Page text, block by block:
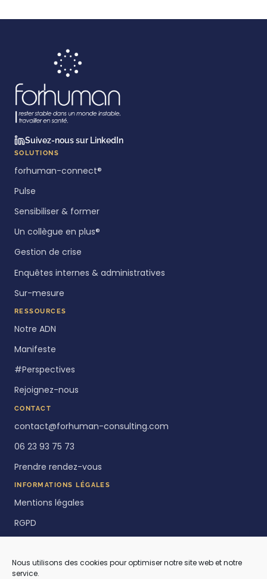
Nous utilisons des cookies pour optimiser notre site web et notre
service.
Suivez-nous sur LinkedIn
SOLUTIONS
forhuman-connect®
Pulse
Sensibiliser & former
Un collègue en plus®
Gestion de crise
Enquêtes internes & administratives
Sur-mesure
RESSOURCES
Notre ADN
Manifeste
#Perspectives
Rejoignez-nous
CONTACT
contact@forhuman-consulting.com
06 23 93 75 73
Prendre rendez-vous
INFORMATIONS LÉGALES
Mentions légales
RGPD